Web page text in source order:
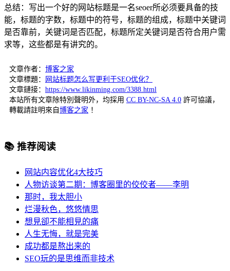
总结：写出一个好的网站标题是一名seoer所必须要具备的技
能，标题的字数，标题中的符号，标题的组成，标题中关键词
是否靠前，关键词是否匹配，标题所定关键词是否符合用户需
求等，这些都是有讲究的。
文章作者： 博客之家
文章標題：
网站标题怎么写更利于SEO优化？
文章鏈接： https://www.likinming.com/3388.html
本站所有文章除特別聲明外，均採用 CC BY-NC-SA 4.0 許可協議，
轉載請註明來自 博客之家 ！
📚 推荐阅读
网站内容优化4大技巧
人物访谈第二期：博客圈里的佼佼者——李明
那时，我太胆小
烂漫秋色，悠悠情思
想見卻不能相見的痛
人生无悔，就是完美
成功都是熬出来的
SEO玩的是思维而非技术